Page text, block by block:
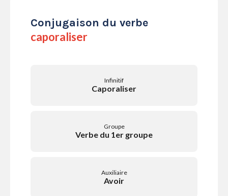
Conjugaison du verbe
caporaliser
Infinitif
Caporaliser
Groupe
Verbe du 1er groupe
Auxiliaire
Avoir